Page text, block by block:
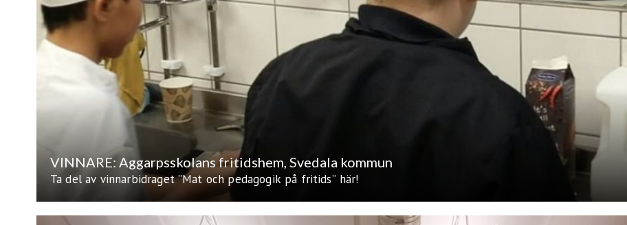
VINNARE: Aggarpsskolans fritidshem, Svedala kommun
Ta del av vinnarbidraget ”Mat och pedagogik på fritids” här!